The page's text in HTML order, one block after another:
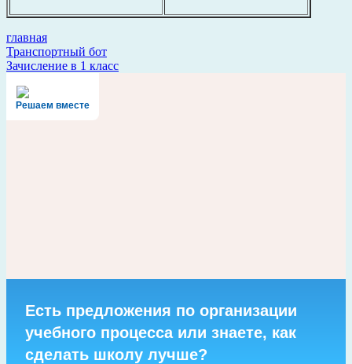
главная
Навигация
по
записям
Транспортный бот
Зачисление в 1 класс
Решаем вместе
Есть предложения по организации
учебного процесса или знаете, как
сделать школу лучше?